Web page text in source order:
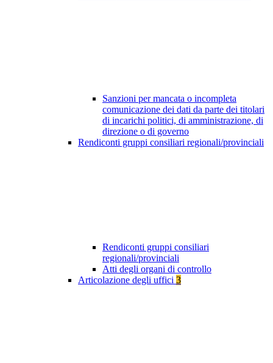
Sanzioni per mancata o incompleta
comunicazione dei dati da parte dei titolari
di incarichi politici, di amministrazione, di
direzione o di governo
Rendiconti gruppi consiliari regionali/provinciali
Rendiconti gruppi consiliari
regionali/provinciali
Atti degli organi di controllo
Articolazione degli uffici 3